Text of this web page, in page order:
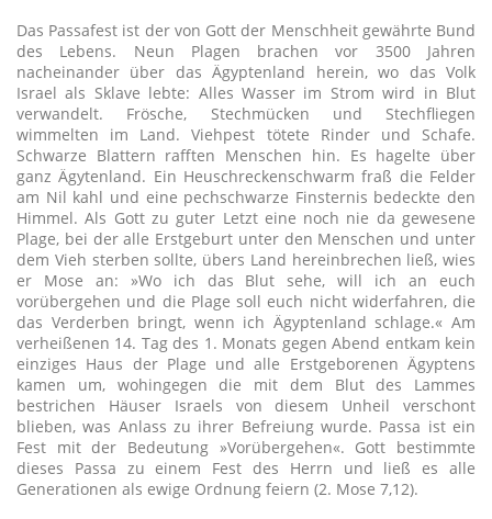
Das Passafest ist der von Gott der Menschheit gewährte Bund
des Lebens. Neun Plagen brachen vor 3500 Jahren
nacheinander über das Ägyptenland herein, wo das Volk
Israel als Sklave lebte: Alles Wasser im Strom wird in Blut
verwandelt. Frösche, Stechmücken und Stechfliegen
wimmelten im Land. Viehpest tötete Rinder und Schafe.
Schwarze Blattern rafften Menschen hin. Es hagelte über
ganz Ägytenland. Ein Heuschreckenschwarm fraß die Felder
am Nil kahl und eine pechschwarze Finsternis bedeckte den
Himmel. Als Gott zu guter Letzt eine noch nie da gewesene
Plage, bei der alle Erstgeburt unter den Menschen und unter
dem Vieh sterben sollte, übers Land hereinbrechen ließ, wies
er Mose an: »Wo ich das Blut sehe, will ich an euch
vorübergehen und die Plage soll euch nicht widerfahren, die
das Verderben bringt, wenn ich Ägyptenland schlage.« Am
verheißenen 14. Tag des 1. Monats gegen Abend entkam kein
einziges Haus der Plage und alle Erstgeborenen Ägyptens
kamen um, wohingegen die mit dem Blut des Lammes
bestrichen Häuser Israels von diesem Unheil verschont
blieben, was Anlass zu ihrer Befreiung wurde. Passa ist ein
Fest mit der Bedeutung »Vorübergehen«. Gott bestimmte
dieses Passa zu einem Fest des Herrn und ließ es alle
Generationen als ewige Ordnung feiern (2. Mose 7,12).